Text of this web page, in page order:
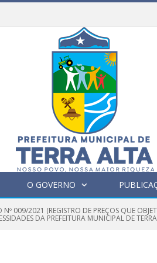
O GOVERNO
Nº 009/2021 (REGISTRO DE PREÇOS QUE
DA PREFEITURA MUNICIPAL DE